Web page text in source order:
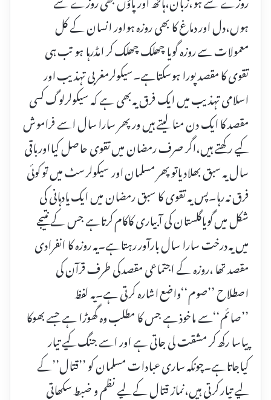
ہوں،دل اور دماغ کا بھی روزہ ہواور انسان کے کل
معمولات سے روزہ گویا چھلک چھلک کر امڈرہا ہو تب ہی
تقوی کا مقصد پورا ہوسکتاہے۔سیکولرمغربی تہذیب اور
اسلامی تہذیب میں ایک فرق یہ بھی ہے کہ سیکولرلوگ کسی
مقصد کا ایک دن منا لیتے ہیں ور پھر سارا سال اسے فراموش
کیے رکھتے ہیں،اگر صرف رمضان میں تقوی حاصل کیااورباقی
سال یہ سبق بھلادیاتو پھر مسلمان اور سیکولرسٹ میں تو کوئی
فرق نہ رہا۔پس یہ تقوی کا سبق رمضان میں ایک یادہانی کی
شکل میں گویاگلستان کی آبیاری کاکام کرتاہے جس کے نتیجے
میں یہ درخت سارا سال بارآور رہتاہے۔یہ روزہ کا انفرادی
مقصد تھا ،روزہ کے اجتماعی مقصد کی طرف قرآن کی
اصطلاح ’’صوم‘‘واضع اشارہ کرتی ہے۔یہ لفظ
’’صائم‘‘سے ماخوذ ہے جس کا مطلب وہ گھوڑا ہے جسے بھوکا
پیاسا رکھ کر مشقت لی جاتی ہے اور اسے جنگ کیے تیار
کیاجاتاہے۔چونکہ ساری عبادات مسلمان کو ’’قتال’’کے
لیے تیار کرتی ہیں،نماز قتال کے لیے نظم و ضبط سکھاتی